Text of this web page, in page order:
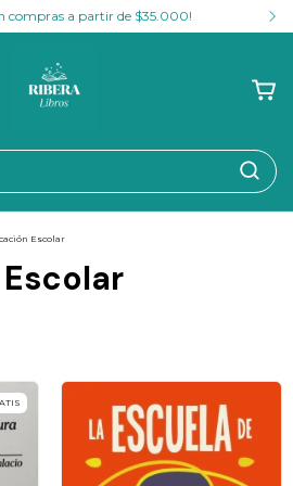
compras a partir de $35.000!
Escolar